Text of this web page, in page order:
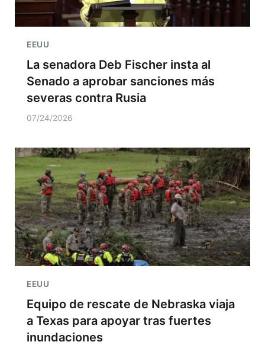
EEUU
La senadora Deb Fischer insta al
Senado a aprobar sanciones más
severas contra Rusia
07/24/2026
EEUU
Equipo de rescate de Nebraska viaja
a Texas para apoyar tras fuertes
inundaciones